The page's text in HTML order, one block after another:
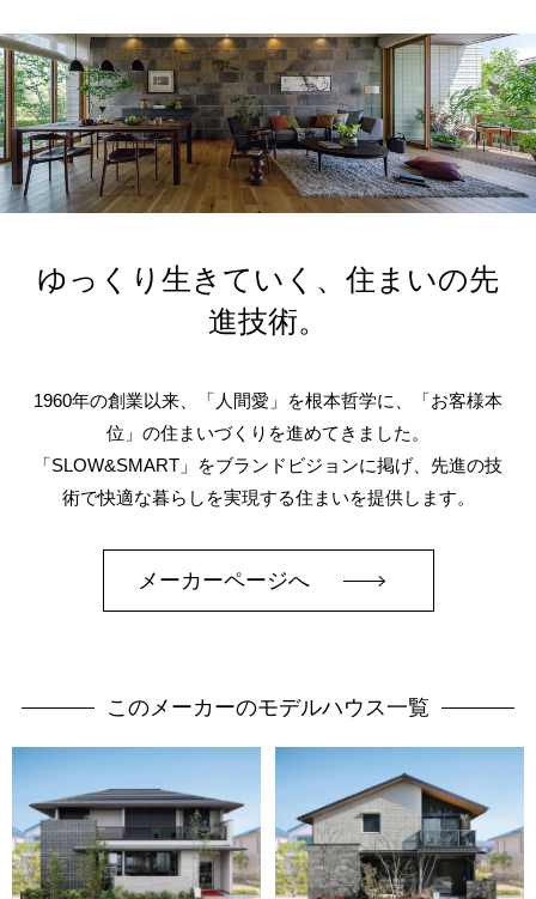
ゆっくり生きていく、住まいの先
進技術。
1960年の創業以来、「人間愛」を根本哲学に、「お客様本
位」の住まいづくりを進めてきました。
「SLOW&SMART」をブランドビジョンに掲げ、先進の技
術で快適な暮らしを実現する住まいを提供します。
メーカーページへ
このメーカーのモデルハウス一覧